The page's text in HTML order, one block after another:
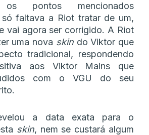
pontos mencionados
só faltava a Riot tratar de um,
vai agora ser corrigido. A Riot
uma nova skindo Viktor que
tradicional, respondendo
aos Viktor Mains que
com o VGU do seu
a data exata para o
skin, nem se custará algum